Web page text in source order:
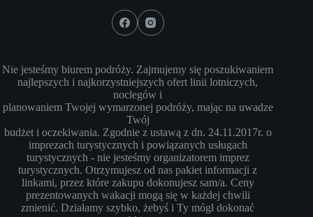
Nie jesteśmy biurem podróży. Zajmujemy się poszukiwaniem
najlepszych i najkorzystniejszych ofert linii lotniczych,
noclegów i
planowaniem Twojej wymarzonej podróży, mając na uwadze
Twój
budżet i oczekiwania. Zgodnie z ustawą z dn. 24.11.2017r. o
imprezach turystycznych i powiązanych usługach
turystycznych - nie jesteśmy organizatorem imprez
turystycznych. Otrzymujesz od nas pakiet informacji z
linkami, przez które zakupu dokonujesz sam/a. Ceny
prezentowanych wakacji mogą się w każdej chwili
zmienić. Działamy szybko, żebyś i Ty mógł dokonać